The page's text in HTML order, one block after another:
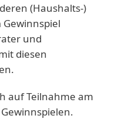
(Haushalts-)
und
diesen
auf Teilnahme am